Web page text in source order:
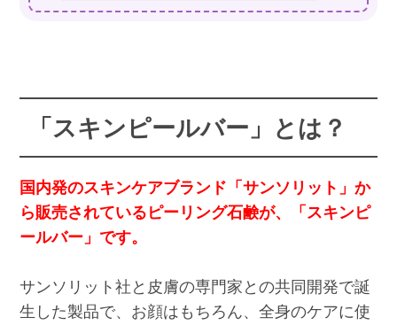
「スキンピールバー」とは？
国内発のスキンケアブランド「サンソリット」か
ら販売されているピーリング石鹸が、「スキンピ
ールバー」です。
サンソリット社と皮膚の専門家との共同開発で誕
生した製品で、お顔はもちろん、全身のケアに使